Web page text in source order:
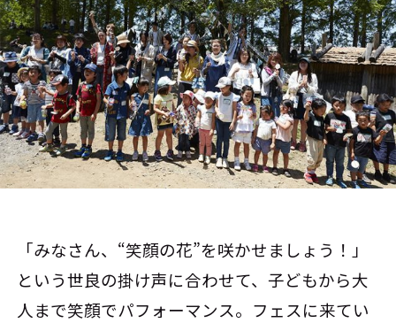
「みなさん、“笑顔の花”を咲かせましょう！」
という世良の掛け声に合わせて、子どもから大
人まで笑顔でパフォーマンス。フェスに来てい